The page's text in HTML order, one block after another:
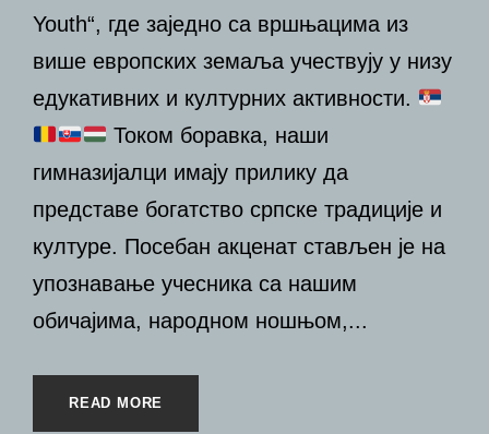
Youth“, где заједно са вршњацима из
више европских земаља учествују у низу
едукативних и културних активности.
Током боравка, наши
гимназијалци имају прилику да
представе богатство српске традиције и
културе. Посебан акценат стављен је на
упознавање учесника са нашим
обичајима, народном ношњом,...
READ MORE